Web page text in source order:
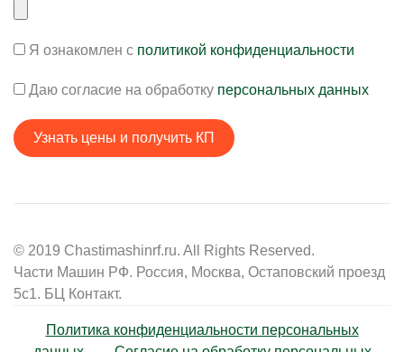
Я ознакомлен с политикой конфиденциальности
Даю согласие на обработку персональных данных
© 2019 Chastimashinrf.ru. All Rights Reserved.
Части Машин РФ. Россия, Москва, Остаповский проезд
5с1. БЦ Контакт.
Политика конфиденциальности персональных